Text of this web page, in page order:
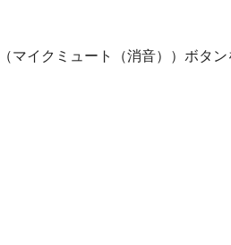
（マイクミュート（消音））ボタン